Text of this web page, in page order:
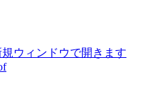
規ウィンドウで開きます